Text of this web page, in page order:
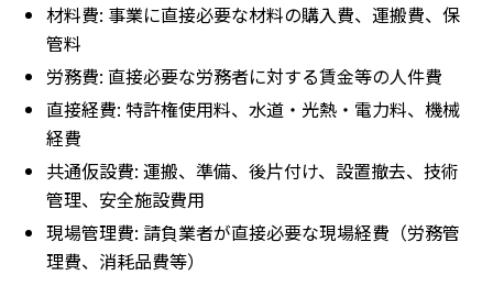
材料費: 事業に直接必要な材料の購入費、運搬費、保
管料
労務費: 直接必要な労務者に対する賃金等の人件費
直接経費: 特許権使用料、水道・光熱・電力料、機械
経費
共通仮設費: 運搬、準備、後片付け、設置撤去、技術
管理、安全施設費用
現場管理費: 請負業者が直接必要な現場経費（労務管
理費、消耗品費等）